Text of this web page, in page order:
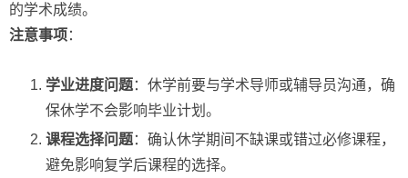
的学术成绩。
注意事项 ：
学业进度问题：休学前要与学术导师或辅导员沟通，确
保休学不会影响毕业计划。
课程选择问题：确认休学期间不缺课或错过必修课程，
避免影响复学后课程的选择。